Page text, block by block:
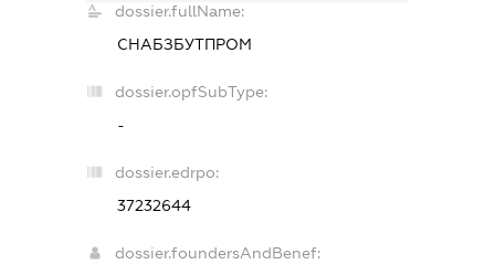
dossier.fullName:
СНАБЗБУТПРОМ
dossier.opfSubType:
-
dossier.edrpo:
37232644
dossier.foundersAndBenef: